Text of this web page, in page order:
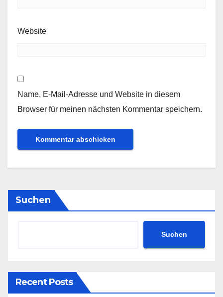
Website
Name, E-Mail-Adresse und Website in diesem
Browser für meinen nächsten Kommentar speichern.
Suchen
Suchen
Recent Posts